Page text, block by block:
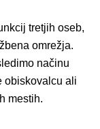
tretjih oseb,
omrežja.
načinu
obiskovalcu ali
mestih.